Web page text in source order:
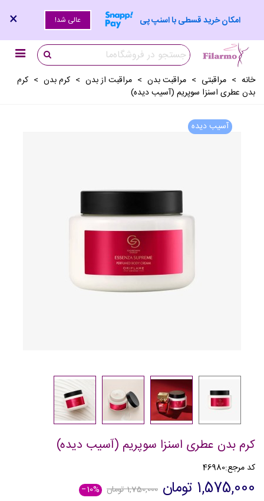
امکان خرید قسطی با اسنپ پی عالی شد! ×
خانه > مراقبتی > مراقبت بدن > مراقبت از بدن > کرم بدن > کرم
بدن عطری اسنزا سوپریم (آسیب دیده)
آسیب دیده
کرم بدن عطری اسنزا سوپریم (آسیب دیده)
کد مرجع:46980
1,575,000 تومان 1,750,000 تومان ‎−10%